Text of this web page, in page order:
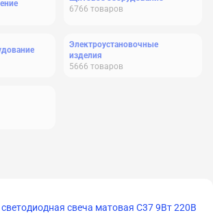
6766 товаров
Электроустановочные
изделия
5666 товаров
свеча матовая C37 9Вт 220В